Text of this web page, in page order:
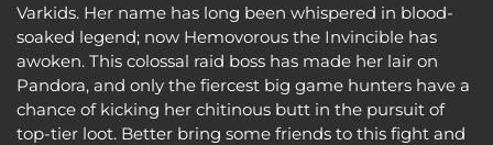
Varkids. Her name has long been whispered in blood-
soaked legend; now Hemovorous the Invincible has
awoken. This colossal raid boss has made her lair on
Pandora, and only the fiercest big game hunters have a
chance of kicking her chitinous butt in the pursuit of
top-tier loot. Better bring some friends to this fight and